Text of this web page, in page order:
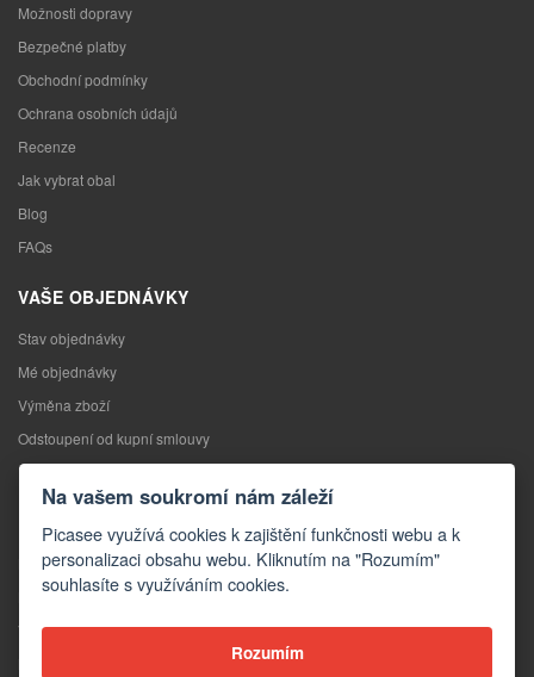
Možnosti dopravy
Bezpečné platby
Obchodní podmínky
Ochrana osobních údajů
Recenze
Jak vybrat obal
Blog
FAQs
VAŠE OBJEDNÁVKY
Stav objednávky
Mé objednávky
Výměna zboží
Odstoupení od kupní smlouvy
Reklamace
Kontakty
Kontaktní formulář
Velkoobchod
Na vašem soukromí nám záleží
Picasee využívá cookies k zajištění funkčnosti webu a k
personalizaci obsahu webu. Kliknutím na "Rozumím"
souhlasíte s využíváním cookies.
Rozumím